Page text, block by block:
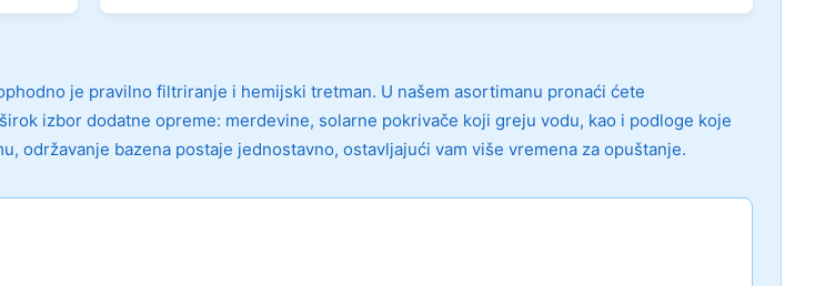
je pravilno filtriranje i hemijski tretman. U našem asortimanu pronaći ćete
izbor dodatne opreme: merdevine, solarne pokrivače koji greju vodu, kao i podloge koje
održavanje bazena postaje jednostavno, ostavljajući vam više vremena za opuštanje.